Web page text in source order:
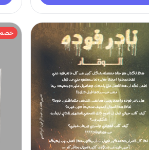
خصم